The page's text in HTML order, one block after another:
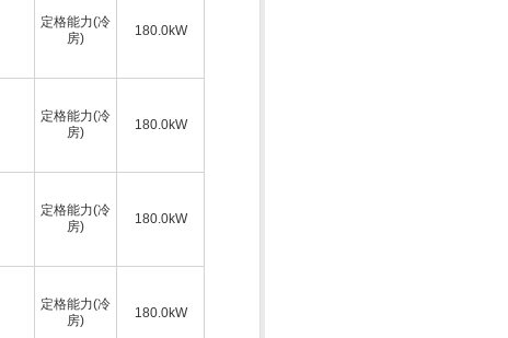
定格能力(冷
房)
180.0kW
定格能力(冷
房)
180.0kW
定格能力(冷
房)
180.0kW
定格能力(冷
房)
180.0kW